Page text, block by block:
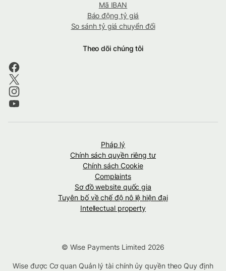
Mã IBAN
Báo động tỷ giá
So sánh tỷ giá chuyển đổi
Theo dõi chúng tôi
Pháp lý
Chính sách quyền riêng tư
Chính sách Cookie
Complaints
Sơ đồ website quốc gia
Tuyên bố về chế độ nô lệ hiện đại
Intellectual property
© Wise Payments Limited 2026
Wise được Cơ quan Quản lý tài chính ủy quyền theo Quy định